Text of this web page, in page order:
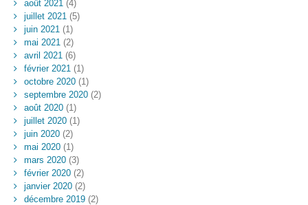
août 2021 (4)
juillet 2021 (5)
juin 2021 (1)
mai 2021 (2)
avril 2021 (6)
février 2021 (1)
octobre 2020(1)
septembre 2020(2)
août 2020(1)
juillet 2020(1)
juin 2020(2)
mai 2020(1)
mars 2020(3)
février 2020(2)
janvier 2020(2)
décembre 2019(2)